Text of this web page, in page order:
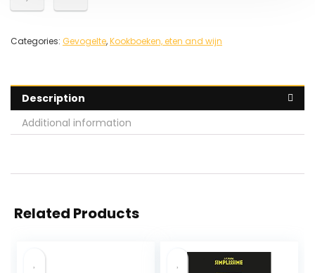
Categories: Gevogelte,Kookboeken, eten and wijn
Description
Additional information
Related Products